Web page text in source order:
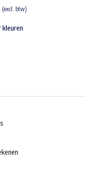
(excl. btw)
kleuren